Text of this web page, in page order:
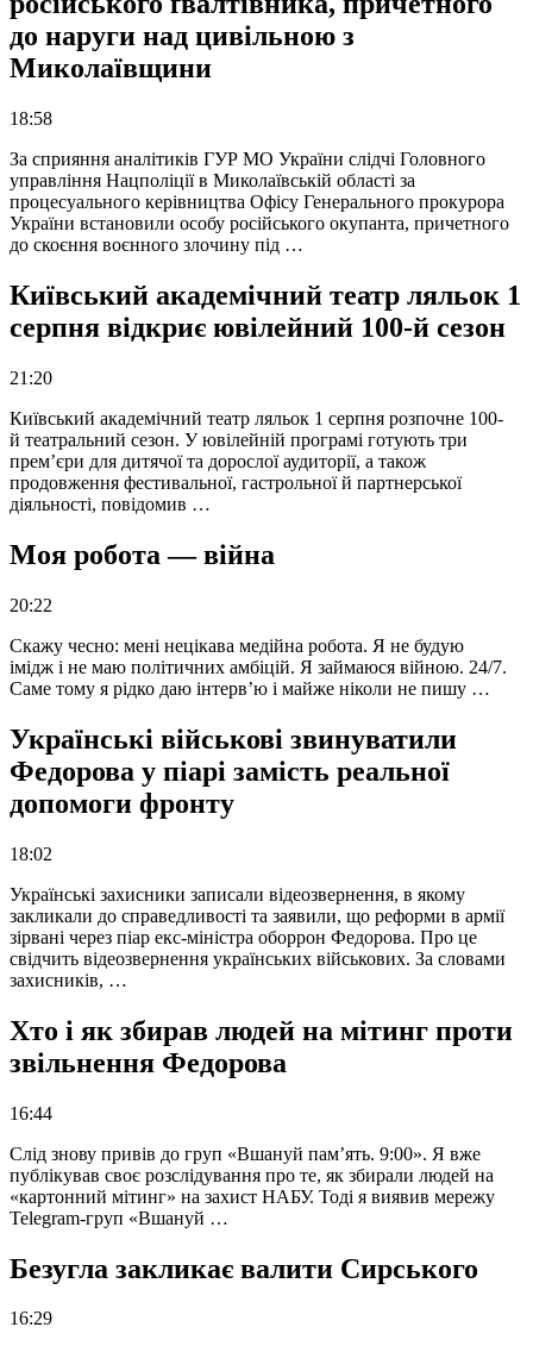
до наруги над цивільною з
Миколаївщини
18:58
За сприяння аналітиків ГУР МО України слідчі Головного
управління Нацполіції в Миколаївській області за
процесуального керівництва Офісу Генерального прокурора
України встановили особу російського окупанта, причетного
до скоєння воєнного злочину під …
Київський академічний театр ляльок 1
серпня відкриє ювілейний 100-й сезон
21:20
Київський академічний театр ляльок 1 серпня розпочне 100-
й театральний сезон. У ювілейній програмі готують три
прем’єри для дитячої та дорослої аудиторії, а також
продовження фестивальної, гастрольної й партнерської
діяльності, повідомив …
Моя робота — війна
20:22
Скажу чесно: мені нецікава медійна робота. Я не будую
імідж і не маю політичних амбіцій. Я займаюся війною. 24/7.
Саме тому я рідко даю інтерв’ю і майже ніколи не пишу …
Українські військові звинуватили
Федорова у піарі замість реальної
допомоги фронту
18:02
Українські захисники записали відеозвернення, в якому
закликали до справедливості та заявили, що реформи в армії
зірвані через піар екс-міністра оборрон Федорова. Про це
свідчить відеозвернення українських військових. За словами
захисників, …
Хто і як збирав людей на мітинг проти
звільнення Федорова
16:44
Слід знову привів до груп «Вшануй пам’ять. 9:00». Я вже
публікував своє розслідування про те, як збирали людей на
«картонний мітинг» на захист НАБУ. Тоді я виявив мережу
Telegram-груп «Вшануй …
Безугла закликає валити Сирського
16:29